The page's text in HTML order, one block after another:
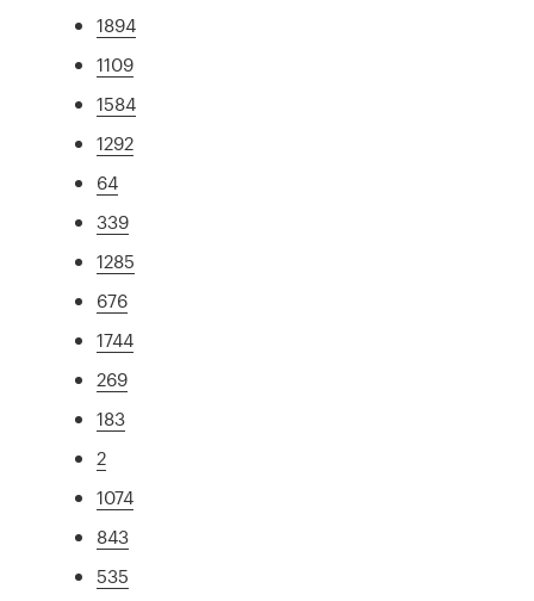
1894
1109
1584
1292
64
339
1285
676
1744
269
183
2
1074
843
535